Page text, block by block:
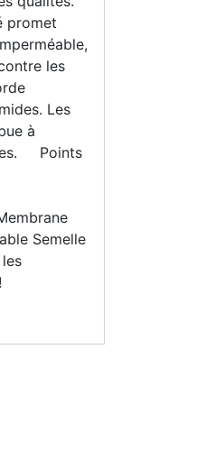
promet
les
Les
à
Points
Semelle